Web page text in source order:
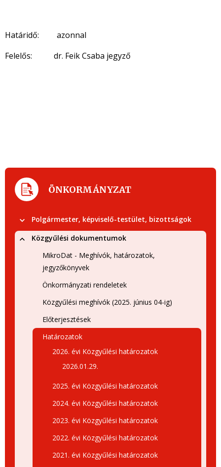
Határidő: azonnal
Felelős: dr. Feik Csaba jegyző
ÖNKORMÁNYZAT
Polgármester, képviselő-testület, bizottságok
Közgyűlési dokumentumok
MikroDat - Meghívók, határozatok,
jegyzőkönyvek
Önkormányzati rendeletek
Közgyűlési meghívók (2025. június 04-ig)
Előterjesztések
Határozatok
2026. évi Közgyűlési határozatok
2026.01.29.
2025. évi Közgyűlési határozatok
2024. évi Közgyűlési határozatok
2023. évi Közgyűlési határozatok
2022. évi Közgyűlési határozatok
2021. évi Közgyűlési határozatok